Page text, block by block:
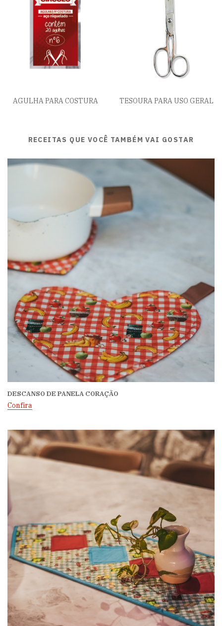
AGULHA PARA COSTURA TESOURA PARA USO GERAL
RECEITAS QUE VOCÊ TAMBÉM VAI GOSTAR
DESCANSO DE PANELA CORAÇÃO
Confira